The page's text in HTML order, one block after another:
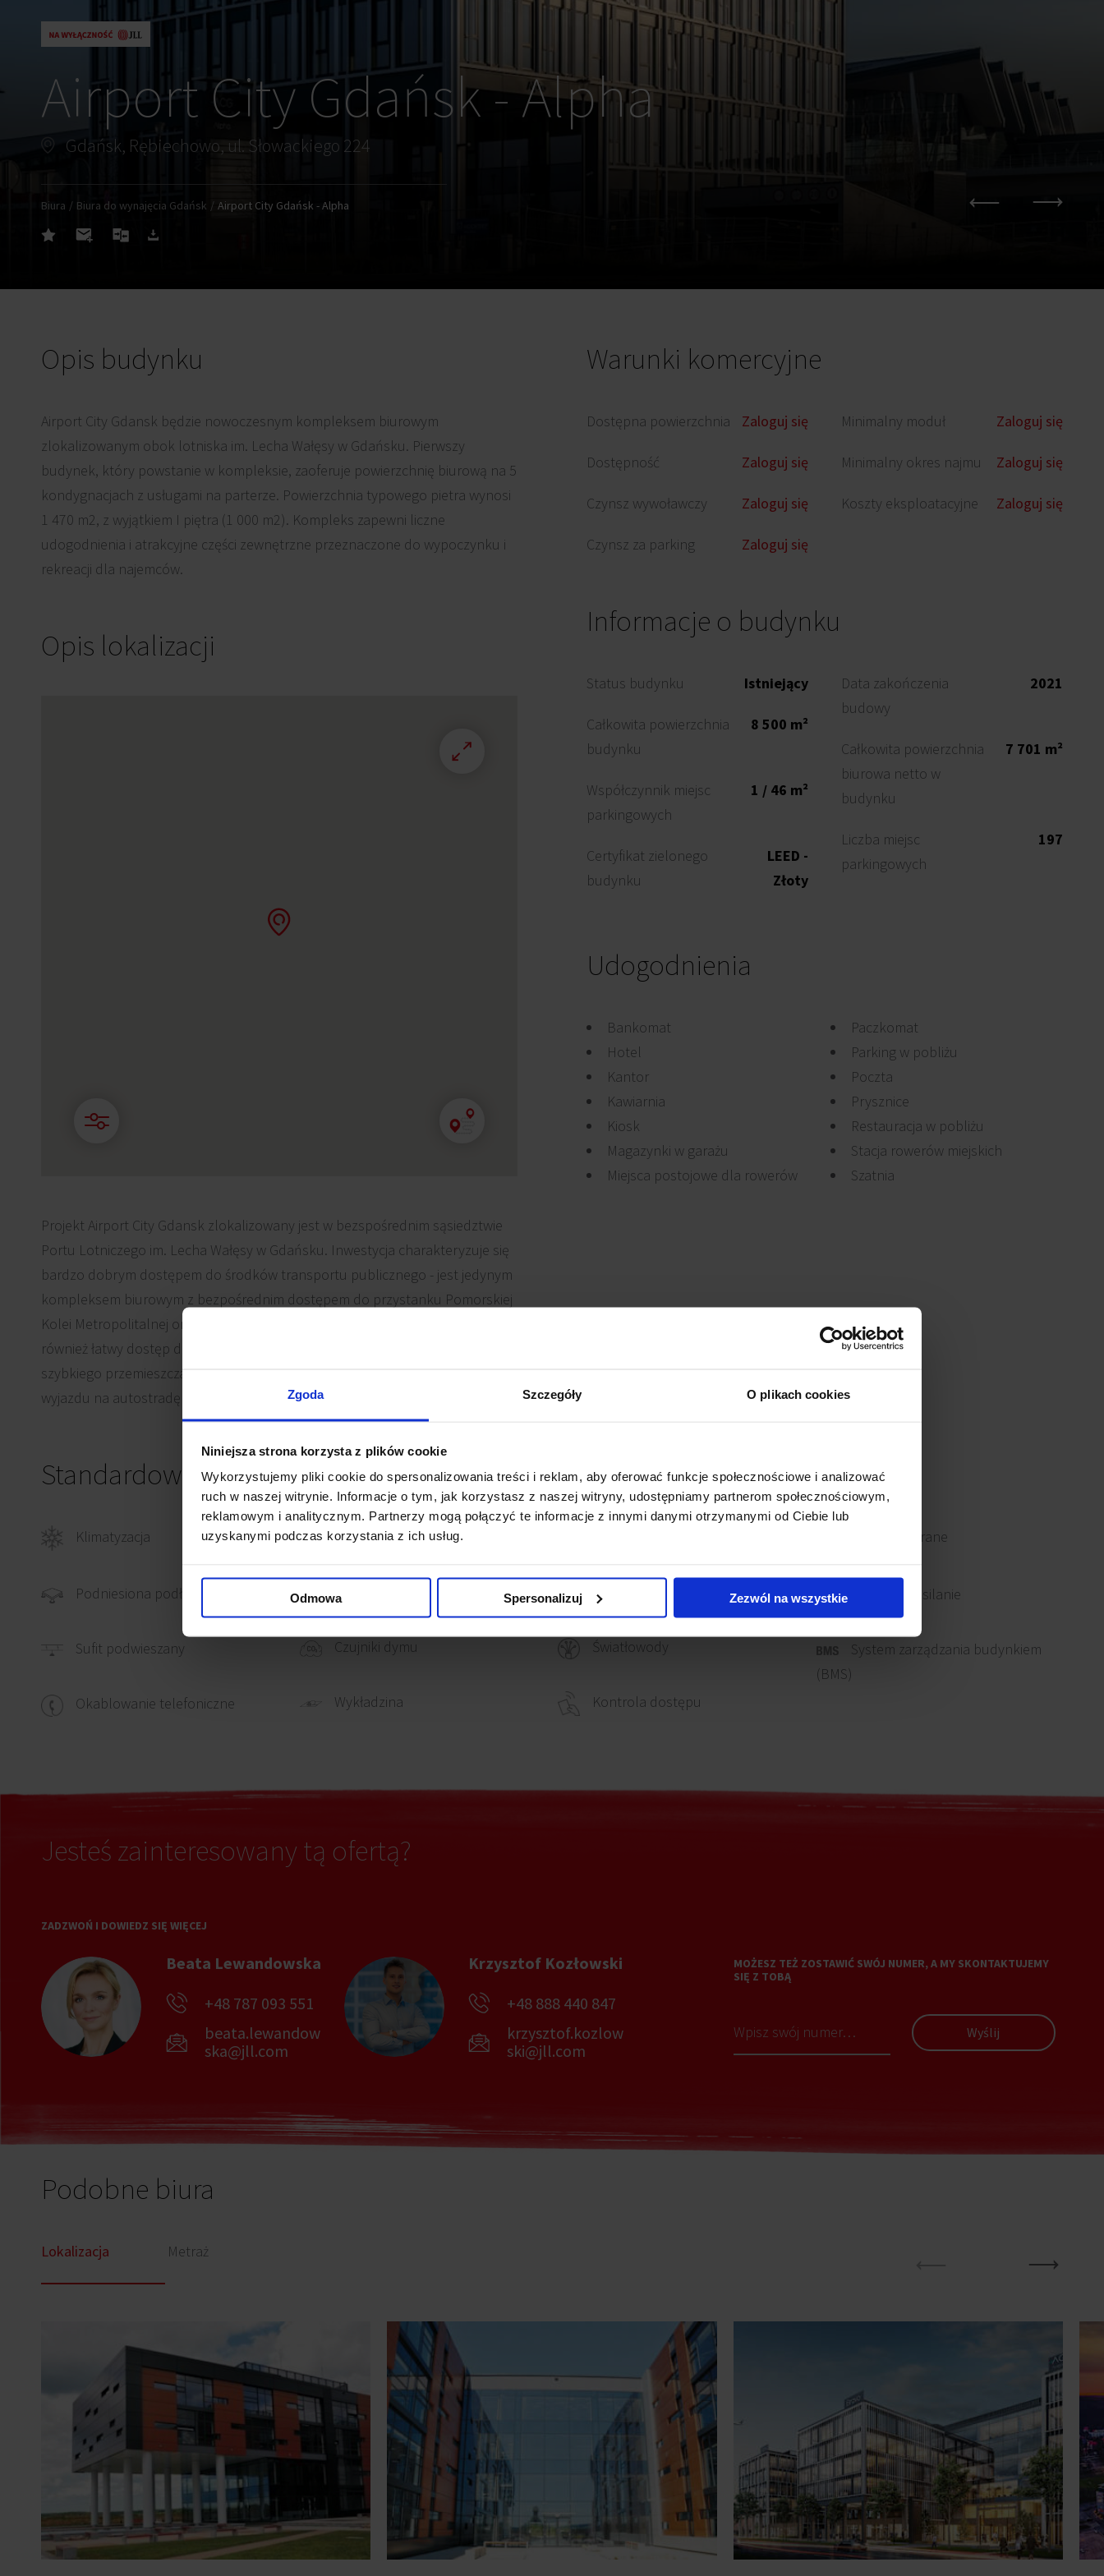
Zgoda Szczegóły O plikach cookies
Niniejsza strona korzysta z plików cookie
Wykorzystujemy pliki cookie do spersonalizowania treści i reklam, aby oferować funkcje społecznościowe i analizować
ruch w naszej witrynie. Informacje o tym, jak korzystasz z naszej witryny, udostępniamy partnerom społecznościowym,
reklamowym i analitycznym. Partnerzy mogą połączyć te informacje z innymi danymi otrzymanymi od Ciebie lub
uzyskanymi podczas korzystania z ich usług.
Odmowa Spersonalizuj Zezwól na wszystkie
Airport City Gdańsk - Alpha
Gdańsk, Rębiechowo, ul. Słowackiego 224
Biura Biura do wynajęcia Gdańsk Airport City Gdańsk - Alpha
Opis budynku
Airport City Gdansk będzie nowoczesnym kompleksem biurowym
zlokalizowanym obok lotniska im. Lecha Wałęsy w Gdańsku. Pierwszy
budynek, który powstanie w kompleksie, zaoferuje powierzchnię biurową na 5
kondygnacjach z usługami na parterze. Powierzchnia typowego pietra wynosi
1 470 m2, z wyjątkiem I piętra (1 000 m2). Kompleks zapewni liczne
udogodnienia i atrakcyjne części zewnętrzne przeznaczone do wypoczynku i
rekreacji dla najemców.
Opis lokalizacji
Projekt Airport City Gdansk zlokalizowany jest w bezspośrednim sąsiedztwie
Portu Lotniczego im. Lecha Wałęsy w Gdańsku. Inwestycja charakteryzuje się
bardzo dobrym dostępem do środków transportu publicznego - jest jedynym
kompleksem biurowym z bezpośrednim dostępem do przystanku Pomorskiej
Kolei Metropolitalnej oraz pętli autobusowej. Lokalizacja projektu zapewnia
również łatwy dostęp do Obwodnicy Trójmiasta, która jest główną arterią
szybkiego przemieszczania się w obrębie Gdańska, Sopotu i Gdyni oraz
wyjazdu na autostradę A1.
Warunki komercyjne
Dostępna powierzchnia Zaloguj się
Dostępność Zaloguj się
Czynsz wywoławczy Zaloguj się
Czynsz za parking Zaloguj się
Minimalny moduł Zaloguj się
Minimalny okres najmu Zaloguj się
Koszty eksploatacyjne Zaloguj się
Informacje o budynku
Status budynku Istniejący
Całkowita powierzchnia
budynku
8 500 m²
Współczynnik miejsc
parkingowych
1 / 46 m²
Certyfikat zielonego
budynku
LEED -
Złoty
Data zakończenia
budowy
2021
Całkowita powierzchnia
biurowa netto w
budynku
7 701 m²
Liczba miejsc
parkingowych
197
Udogodnienia
Bankomat
Hotel
Kantor
Kawiarnia
Kiosk
Magazynki w garażu
Miejsca postojowe dla rowerów
Paczkomat
Parking w pobliżu
Poczta
Prysznice
Restauracja w pobliżu
Stacja rowerów miejskich
Szatnia
Standardowe wykończenie
Klimatyzacja
Podniesiona podłoga
Sufit podwieszany
Okablowanie telefoniczne
Okablowanie komputerowe
Okablowanie elektryczne
Czujniki dymu
Wykładzina
Ochrona
Światłowody
Kontrola dostępu
Okna otwierane
Awaryjne zasilanie
System zarządzania budynkiem
(BMS)
Jesteś zainteresowany tą ofertą?
ZADZWOŃ I DOWIEDZ SIĘ WIĘCEJ
Beata Lewandowska
+48 787 093 551
beata.lewandow
ska@jll.com
Krzysztof Kozłowski
+48 888 440 847
krzysztof.kozlow
ski@jll.com
MOŻESZ TEŻ ZOSTAWIĆ SWÓJ NUMER, A MY SKONTAKTUJEMY
SIĘ Z TOBĄ
Wyślij
Podobne biura
Lokalizacja Metraż